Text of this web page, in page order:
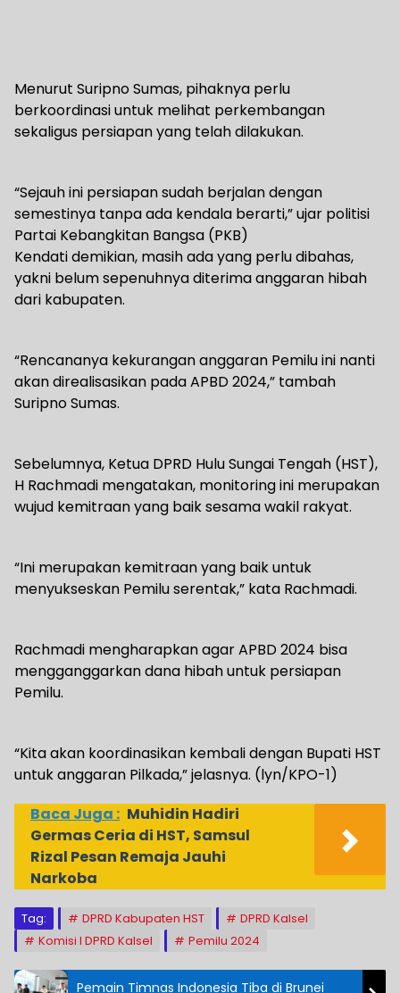
Menurut Suripno Sumas, pihaknya perlu
berkoordinasi untuk melihat perkembangan
sekaligus persiapan yang telah dilakukan.
“Sejauh ini persiapan sudah berjalan dengan
semestinya tanpa ada kendala berarti,” ujar politisi
Partai Kebangkitan Bangsa (PKB)
Kendati demikian, masih ada yang perlu dibahas,
yakni belum sepenuhnya diterima anggaran hibah
dari kabupaten.
“Rencananya kekurangan anggaran Pemilu ini nanti
akan direalisasikan pada APBD 2024,” tambah
Suripno Sumas.
Sebelumnya, Ketua DPRD Hulu Sungai Tengah (HST),
H Rachmadi mengatakan, monitoring ini merupakan
wujud kemitraan yang baik sesama wakil rakyat.
“Ini merupakan kemitraan yang baik untuk
menyukseskan Pemilu serentak,” kata Rachmadi.
Rachmadi mengharapkan agar APBD 2024 bisa
mengganggarkan dana hibah untuk persiapan
Pemilu.
“Kita akan koordinasikan kembali dengan Bupati HST
untuk anggaran Pilkada,” jelasnya. (lyn/KPO-1)
Baca Juga : Muhidin Hadiri
Germas Ceria di HST, Samsul
Rizal Pesan Remaja Jauhi
Narkoba
Tag: DPRD Kabupaten HST
DPRD Kalsel
Komisi I DPRD Kalsel
Pemilu 2024
Pemain Timnas Indonesia Tiba di Brunei